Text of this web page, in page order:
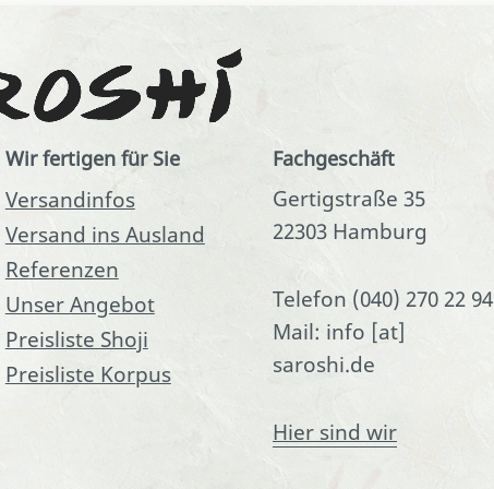
Wir fertigen für Sie
Versandinfos
Versand ins Ausland
Referenzen
Unser Angebot
Preisliste Shoji
Preisliste Korpus
Fachgeschäft
Gertigstraße 35
22303 Hamburg
Telefon (040) 270 22 94
Mail: info [at]
saroshi.de
Hier sind wir